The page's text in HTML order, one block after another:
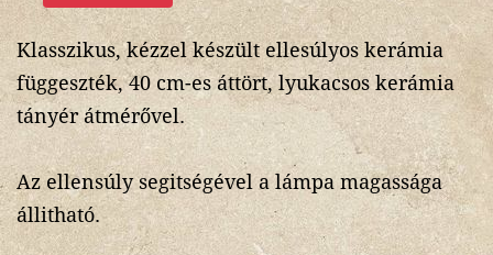
Klasszikus, kézzel készült ellesúlyos kerámia
függeszték, 40 cm-es áttört, lyukacsos kerámia
tányér átmérővel.
Az ellensúly segitségével a lámpa magassága
állitható.